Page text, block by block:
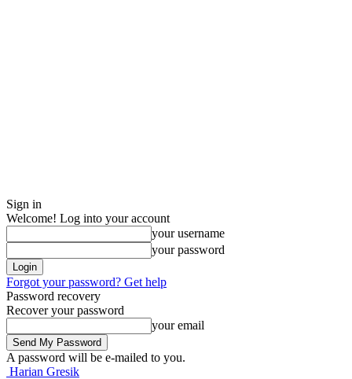
Sign in
Welcome! Log into your account
your username
your password
Forgot your password? Get help
Password recovery
Recover your password
your email
A password will be e-mailed to you.
Harian Gresik